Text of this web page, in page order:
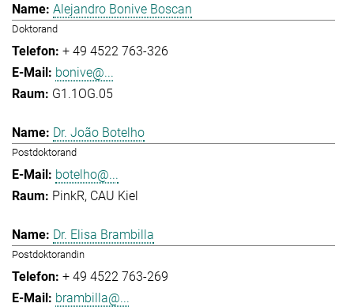
Alejandro Bonive Boscan
Doktorand
+ 49 4522 763-326
bonive@...
G1.1OG.05
Dr. João Botelho
Postdoktorand
botelho@...
PinkR, CAU Kiel
Dr. Elisa Brambilla
Postdoktorandin
+ 49 4522 763-269
brambilla@...